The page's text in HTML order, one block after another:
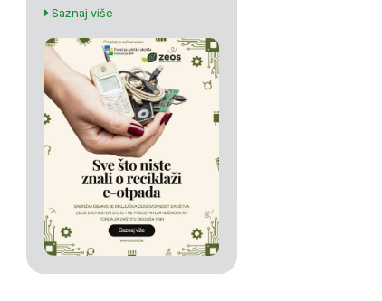
Saznaj više